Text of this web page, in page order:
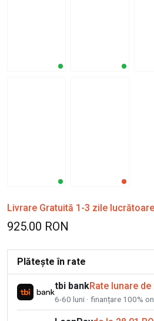
Livrare Gratuită 1-3 zile lucrătoare
925.00 RON
Plătește în rate
tbi bankRate lunare de
6-60 luni · finanțare 100%